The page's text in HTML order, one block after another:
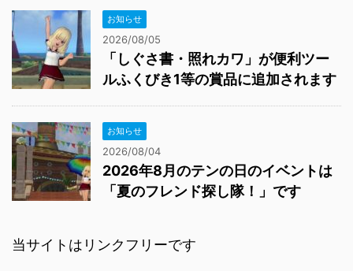
お知らせ
2026/08/05
「しぐさ書・照れカワ」が便利ツー
ルふくびき1等の賞品に追加されます
お知らせ
2026/08/04
2026年8月のテンの日のイベントは
「夏のフレンド探し隊！」です
当サイトはリンクフリーです